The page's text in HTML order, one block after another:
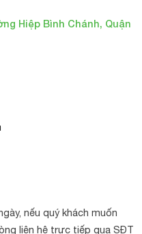
Hiệp Bình Chánh, Quận
nếu quý khách muốn
liên hệ trực tiếp qua SĐT